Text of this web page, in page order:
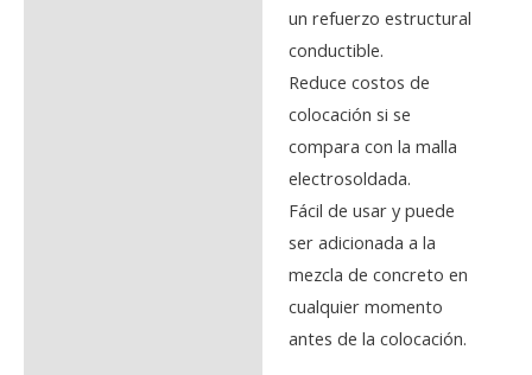
un refuerzo estructural
conductible.
Reduce costos de
colocación si se
compara con la malla
electrosoldada.
Fácil de usar y puede
ser adicionada a la
mezcla de concreto en
cualquier momento
antes de la colocación.